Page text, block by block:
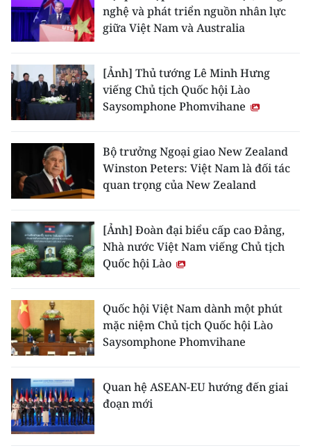
nghệ và phát triển nguồn nhân lực
giữa Việt Nam và Australia
[Ảnh] Thủ tướng Lê Minh Hưng
viếng Chủ tịch Quốc hội Lào
Saysomphone Phomvihane
Bộ trưởng Ngoại giao New Zealand
Winston Peters: Việt Nam là đối tác
quan trọng của New Zealand
[Ảnh] Đoàn đại biểu cấp cao Đảng,
Nhà nước Việt Nam viếng Chủ tịch
Quốc hội Lào
Quốc hội Việt Nam dành một phút
mặc niệm Chủ tịch Quốc hội Lào
Saysomphone Phomvihane
Quan hệ ASEAN-EU hướng đến giai
đoạn mới